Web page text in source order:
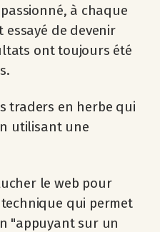
à chaque
essayé de devenir
ont toujours été
traders en herbe qui
utilisant une
le web pour
qui permet
"appuyant sur un